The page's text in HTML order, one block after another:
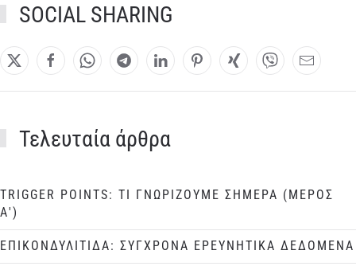
SOCIAL SHARING
Τελευταία άρθρα
TRIGGER POINTS: ΤΙ ΓΝΩΡΙΖΟΥΜΕ ΣΗΜΕΡΑ (ΜΕΡΟΣ
Α')
ΕΠΙΚΟΝΔΥΛΙΤΙΔΑ: ΣΥΓΧΡΟΝΑ ΕΡΕΥΝΗΤΙΚΑ ΔΕΔΟΜΕΝΑ